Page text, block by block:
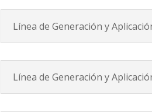
Línea de Generación y
Línea de Generación y